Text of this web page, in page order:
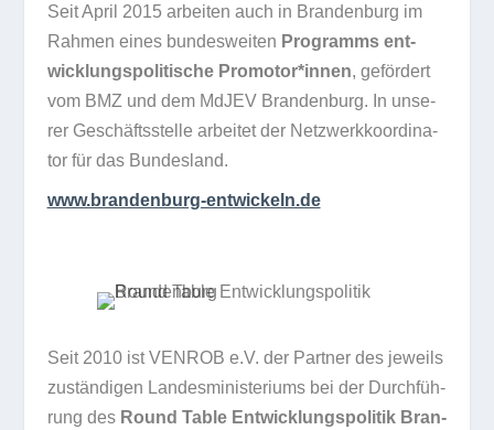
Seit April 2015 arbei­ten auch in Bran­den­burg im
Rah­men eines bun­des­wei­ten Pro­gramms ent­
wick­lungs­po­li­ti­sche Promotor*innen, geför­dert
vom BMZ und dem MdJEV Bran­den­burg. In unse­
rer Geschäfts­stelle arbei­tet der Netz­werk­ko­or­di­na­
tor für das Bundesland.
www​.bran​den​burg​-ent​wi​ckeln​.de
Seit 2010 ist VENROB e.V. der Part­ner des jeweils
zustän­di­gen Lan­des­mi­nis­te­ri­ums bei der Durch­füh­
rung des Round Table Ent­wick­lungs­po­li­tik Bran­